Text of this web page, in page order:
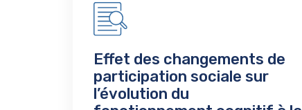
Effet des changements de
participation sociale sur
l’évolution du